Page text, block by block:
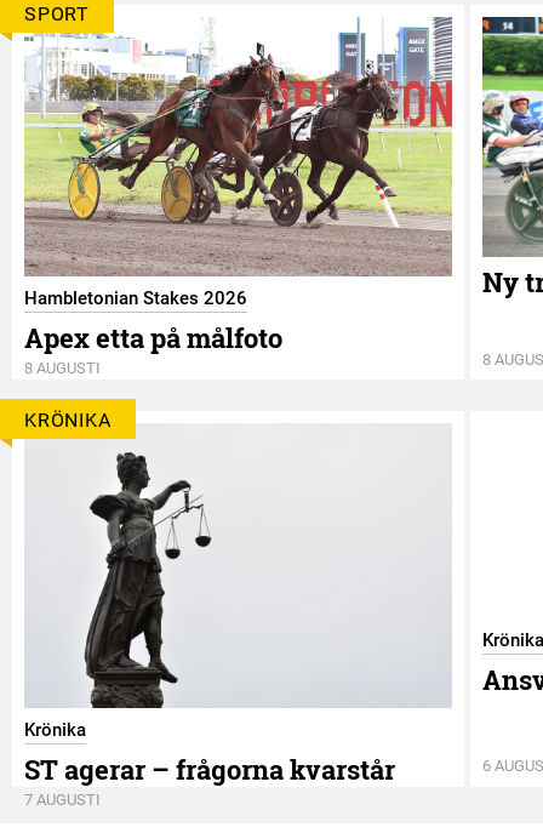
SPORT
Hambletonian Stakes 2026
Apex etta på målfoto
8 AUGUSTI
Ny
8
KRÖNIKA
Krönika
ST agerar – frågorna kvarstår
7 AUGUSTI
Krönika
6